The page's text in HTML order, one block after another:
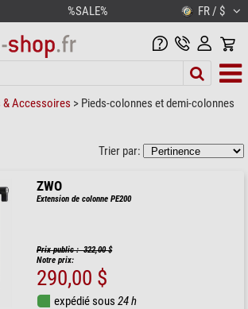
%SALE% FR / $
& Accessoires > Pieds-colonnes et demi-colonnes
Trier par:
ZWO
Extension de colonne PE200
Prix public : 322,00 $
Notre prix:
290,00 $
expédié sous24 h